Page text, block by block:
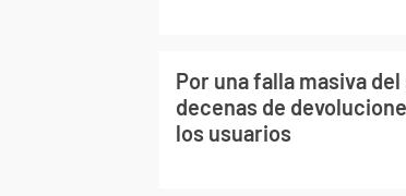
Por una falla masiva
decenas de
los usuarios